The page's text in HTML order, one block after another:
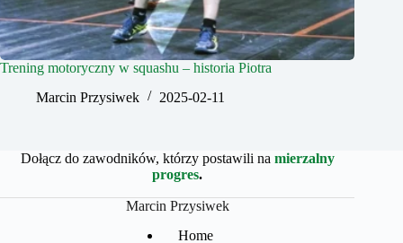
Trening motoryczny w squashu – historia Piotra
Marcin Przysiwek
2025-02-11
Dołącz do zawodników, którzy postawili na mierzalny
progres.
Marcin Przysiwek
Home